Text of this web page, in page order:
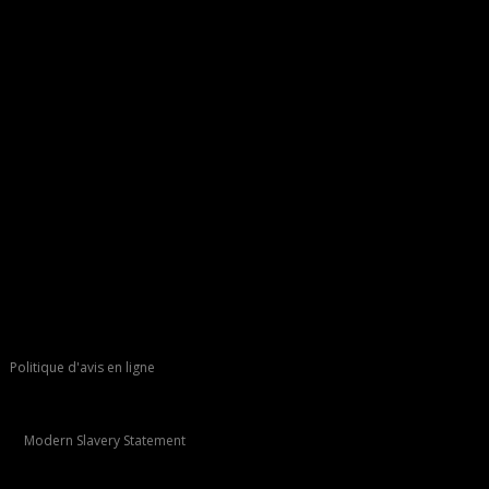
Politique d'avis en ligne
Modern Slavery Statement